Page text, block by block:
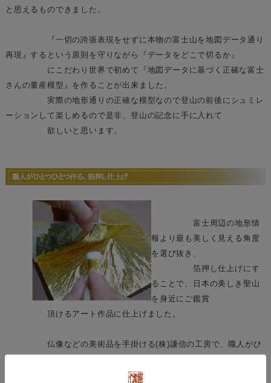
と思えるものできました。
『一切の誇張表現をせずに本物の富士山を地図データ通り
再現』するという原則を守りながら『データをどこで切るか』
にこだわり世界で初めて『地図データに基づく正確な富士
さんの量産模型』を作ることが出来ました。
実際の地形通りの正確な模型なので登山の前後にシュミレ
ーションして楽しめるので是非、登山の記念に手に入れて
欲しいと思います。
富士周辺の地形情
報より最も美しく見える角度
を選び抜き、
箔押し仕上げにす
ることで、日本の美しき聖山
を身近にご鑑賞
頂けるアート作品に仕上げました。
仏像などの美術品を手掛ける(株)謙信の工房で、職人がひ
とつ
丁寧に仕上げており、箔独特の色合いをお楽しみいただけ